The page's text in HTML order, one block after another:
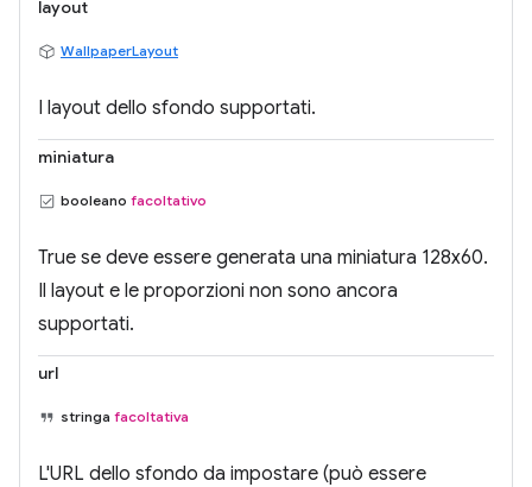
layout
WallpaperLayout
I layout dello sfondo supportati.
miniatura
booleano facoltativo
True se deve essere generata una miniatura 128x60.
Il layout e le proporzioni non sono ancora
supportati.
url
stringa facoltativa
L'URL dello sfondo da impostare (può essere